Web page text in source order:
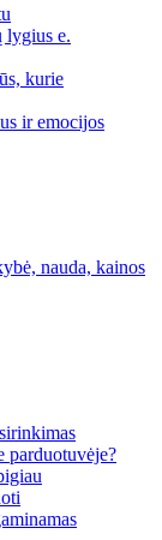
lygius e.
kurie
ir emocijos
nauda, kainos
parduotuvėje?